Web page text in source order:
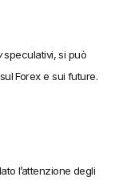
speculativi, si può
Forex e sui future.
l’attenzione degli